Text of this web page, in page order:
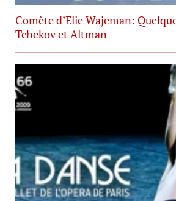
Comète d’Elie Wajeman:
Tchekov et Altman